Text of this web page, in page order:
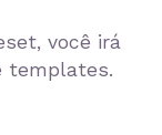
você irá
templates.